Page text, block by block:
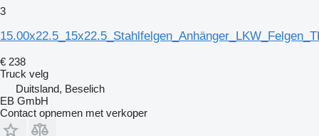
3
€ 238
Truck velg
Duitsland, Beselich
EB GmbH
Contact opnemen met verkoper